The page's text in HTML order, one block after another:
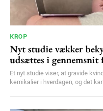
KROP
Nyt studie vækker
udsættes i
Et nyt studie viser, at gravide
kemikalier i hverdagen, og det